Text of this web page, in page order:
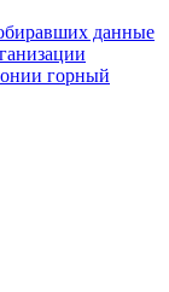
данные
горный